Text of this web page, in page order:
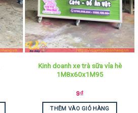
Kinh doanh xe trà sữa vỉa hè
1M8x60x1M95
9₫
THÊM VÀO GIỎ HÀNG